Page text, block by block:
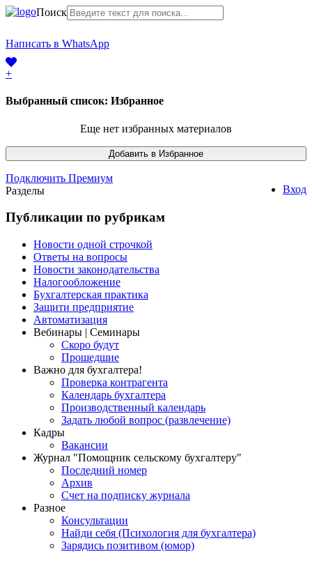
Поиск
Написать в WhatsApp
+
Выбранный список: Избранное
Еще нет избранных материалов
Подключить Премиум
Вход
Разделы
Публикации по рубрикам
Новости одной строчкой
Ответы на вопросы
Новости законодательства
Налогообложение
Бухгалтерская практика
Защити предприятие
Автоматизация
Вебинары | Семинары
Скоро будут
Прошедшие
Важно для бухгалтера!
Проверка контрагента
Календарь бухгалтера
Производственный календарь
Задать любой вопрос (развлечение)
Кадры
Вакансии
Журнал "Помощник сельскому бухгалтеру"
Последний номер
Архив
Счет на подписку журнала
Разное
Консультации
Найди себя (Психология для бухгалтера)
Зарядись позитивом (юмор)